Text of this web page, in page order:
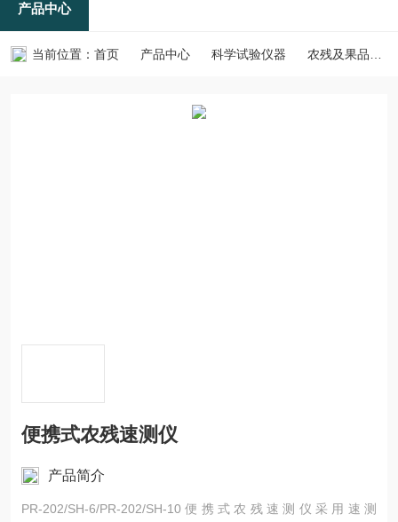
产品中心
当前位置： 首页 产品中心 科学试验仪器 农残及果品检验仪器
便携式农残速测仪
产品简介
PR-202/SH-6/PR-202/SH-10便携式农残速测仪采用速测